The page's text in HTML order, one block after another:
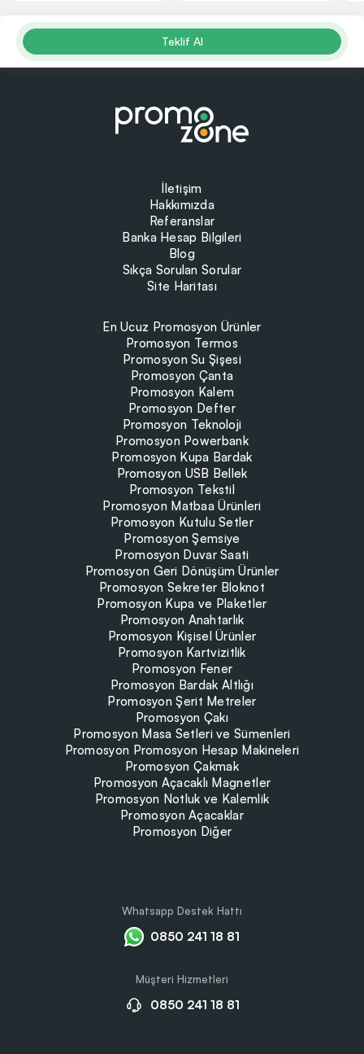
Teklif Al
İletişim
Hakkımızda
Referanslar
Banka Hesap Bilgileri
Blog
Sıkça Sorulan Sorular
Site Haritası
En Ucuz Promosyon Ürünler
Promosyon Termos
Promosyon Su Şişesi
Promosyon Çanta
Promosyon Kalem
Promosyon Defter
Promosyon Teknoloji
Promosyon Powerbank
Promosyon Kupa Bardak
Promosyon USB Bellek
Promosyon Tekstil
Promosyon Matbaa Ürünleri
Promosyon Kutulu Setler
Promosyon Şemsiye
Promosyon Duvar Saati
Promosyon Geri Dönüşüm Ürünler
Promosyon Sekreter Bloknot
Promosyon Kupa ve Plaketler
Promosyon Anahtarlık
Promosyon Kişisel Ürünler
Promosyon Kartvizitlik
Promosyon Fener
Promosyon Bardak Altlığı
Promosyon Şerit Metreler
Promosyon Çakı
Promosyon Masa Setleri ve Sümenleri
Promosyon Promosyon Hesap Makineleri
Promosyon Çakmak
Promosyon Açacaklı Magnetler
Promosyon Notluk ve Kalemlik
Promosyon Açacaklar
Promosyon Diğer
Whatsapp Destek Hattı
0850 241 18 81
Müşteri Hizmetleri
0850 241 18 81